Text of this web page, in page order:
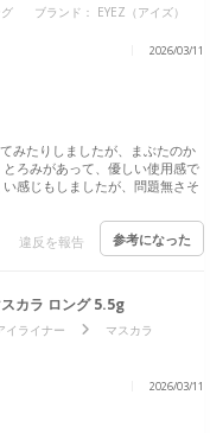
ブランド： EYEZ（アイズ）
2026/03/11
みたりしましたが、まぶたのか
ろみがあって、優しい使用感で
感じもしましたが、問題無さそ
違反を報告 参考になった
スカラ ロング 5.5g
イライナー
マスカラ
2026/03/11